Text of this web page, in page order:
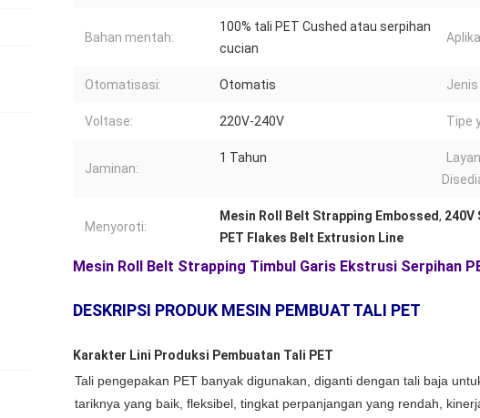
Bahan mentah:
100% tali PET Cushed atau serpihan
cucian
Otomatisasi: Otomatis
Voltase: 220V-240V Tipe
Jaminan:
1 Tahun
Menyoroti:
Mesin Roll Belt Strapping Embossed, 240V
PET Flakes Belt Extrusion Line
Mesin Roll Belt Strapping Timbul Garis Ekstrusi Serpihan
DESKRIPSI PRODUK MESIN PEMBUAT TALI PET
Karakter Lini Produksi Pembuatan Tali PET
Tali pengepakan PET banyak digunakan, diganti dengan tali baja
tariknya yang baik, fleksibel, tingkat perpanjangan yang rendah,